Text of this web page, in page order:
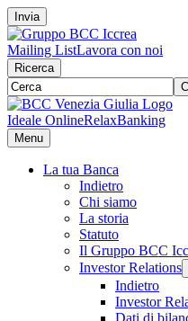
Invia
Mailing ListLavora con noi
Ricerca
Ideale OnlineRelaxBanking
Menu
La tua Banca
Indietro
Chi siamo
La storia
Statuto
Il Gruppo BCC
Investor Relations
Indietro
Investor
Dati di